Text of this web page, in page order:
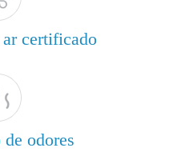
certificado
odores